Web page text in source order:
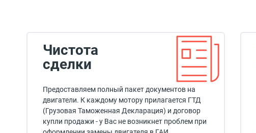
Чистота
сделки
Предоставляем полный пакет документов на
двигатели. К каждому мотору прилагается ГТД
(Грузовая Таможенная Декларация) и договор
купли продажи - у Вас не возникнет проблем при